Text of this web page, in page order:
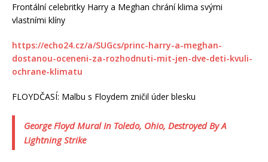
Frontální celebritky Harry a Meghan chrání klima svými
vlastními klíny
https://echo24.cz/a/SUGcs/princ-harry-a-meghan-
dostanou-oceneni-za-rozhodnuti-mit-jen-dve-deti-kvuli-
ochrane-klimatu
FLOYDČASÍ: Malbu s Floydem zničil úder blesku
George Floyd Mural In Toledo, Ohio, Destroyed By A
Lightning Strike